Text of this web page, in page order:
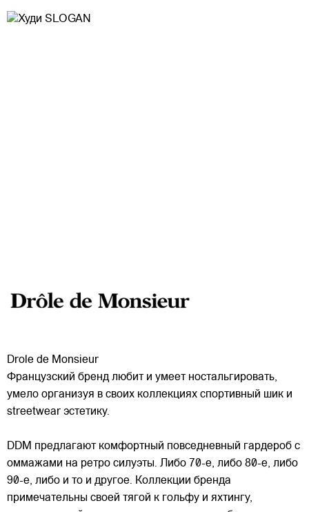
Drole de Monsieur
Французский бренд любит и умеет ностальгировать,
умело организуя в своих коллекциях спортивный шик и
streetwear эстетику.
DDM предлагают комфортный повседневный гардероб с
оммажами на ретро силуэты. Либо 70-е, либо 80-е, либо
90-е, либо и то и другое. Коллекции бренда
примечательны своей тягой к гольфу и яхтингу,